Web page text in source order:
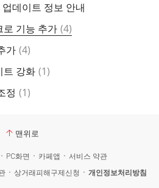
데이트 정보 안내
로 기능 추가 댓
글
(4)
가 댓
(4)
트 강화 댓
(1)
정 댓
(1)
맨위로
PC화면 카페앱
서비스 약관
상거래피해구제신청 개인정보처리방침